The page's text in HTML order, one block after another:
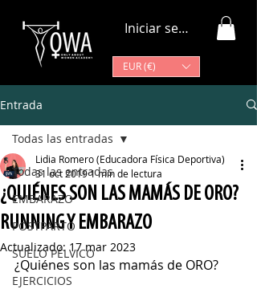
EUR (€)
Iniciar sesión
Entrada
Todas las entradas
EMBARAZO
POSTPARTO
SUELO PÉLVICO
EJERCICIOS
Todas las entradas
¿QUIÉNES SON LAS MAMÁS DE ORO?
RUNNING Y EMBARAZO
Lidia Romero (Educadora Física Deportiva)
31 oct 20191 min de lectura
Actualizado: 17 mar 2023
¿Quiénes son las mamás de ORO?